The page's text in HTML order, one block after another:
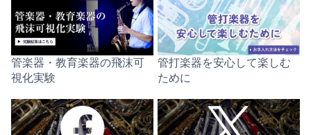
管楽器・教育楽器の飛沫可
視化実験
管打楽器を安心して楽しむ
ために